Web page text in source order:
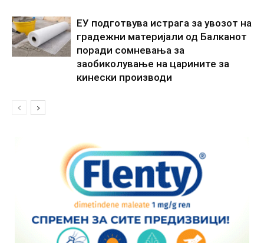
ЕУ подготвува истрага за увозот на
градежни материјали од Балканот
поради сомневања за
заобиколување на царините за
кинески производи